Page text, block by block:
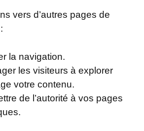
vers d’autres pages de
la navigation.
les visiteurs à explorer
votre contenu.
de l’autorité à vos pages